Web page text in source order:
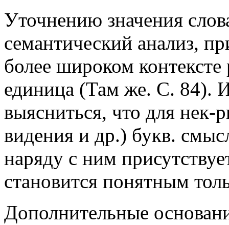
Уточнению значения
семантический анализ,
более широком контексте
единица (Там же. С. 84).
выясниться, что для
видения и др.) букв.
наряду с ним
становится понятным
Дополнительные